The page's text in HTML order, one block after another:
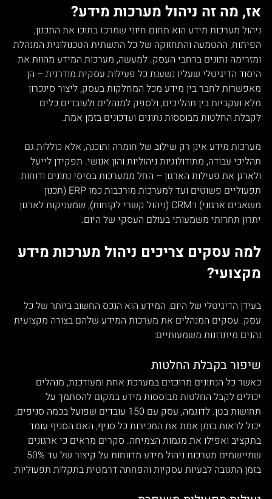
אז, מה זה ניהול מערכות מידע?
ניהול מערכות מידע הוא תחום חיוני שמרכז בתוכו את התכנון,
הפיתוח, ההטמעה והתחזוקה של כל התשתית הטכנולוגית המנהלת
ומזרימה נתונים ברחבי העסק. למעשה, מערכות המידע מהוות את
היסוד הדיגיטלי שעליו נשענת כל פעילות עסקית מודרנית – הן
מאפשרות לחבר בין מידע מכל המחלקות בעסק, ליצור סינכרון
מלא ועקביות בין תהליכים, ולספק למנהלים ולעובדים כלים
לקבלת החלטות מבוססות נתונים ועדכונים בזמן אמת.
מערכות מידע אינן רק שילוב של חומרה ותוכנה, אלא כוללות גם
תהליכי עבודה, מתודולוגיות ניהוליות והון אנושי. תפקידן לייעל
ולארגן את פעילות הארגון – החל ממערכות בסיסי נתונים ודוחות
תפעוליים פשוטים ועד למערכות מורכבות כמו ERP (תכנון
משאבים ארגוני) ו־CRM (ניהול קשרי לקוחות), שמעניקות לארגון
יתרון תחרותי משמעותי בעולם העסקי של היום.
למה עסקים צריכים ניהול מערכות מידע
מקצועי?
בעידן הדיגיטלי של היום, המידע הוא הנכס החשוב ביותר של כל
עסק. עסקים המנהלים את מערכות המידע שלהם בצורה מקצועית
נהנים מיתרונות משמעותיים:
שיפור בקבלת החלטות
כאשר כל הנתונים מרוכזים במערכת אחת ומעודכנת, מנהלים
יכולים לקבל החלטות מבוססות מידע במקום להסתמך על
תחושות בטן. לדוגמה, עסק עם 150 עובדים שפועל בכמה סניפים,
יכול לראות בזמן אמת את המכירות כל סניף, האם הסניף עומד
בתקציב ואפילו את מגמות הצמיחה. סקרים מראים כי ארגונים
בזמן התגובה לבעיות עסקיות והפחתה דרמטית בתקלות תפעוליות.